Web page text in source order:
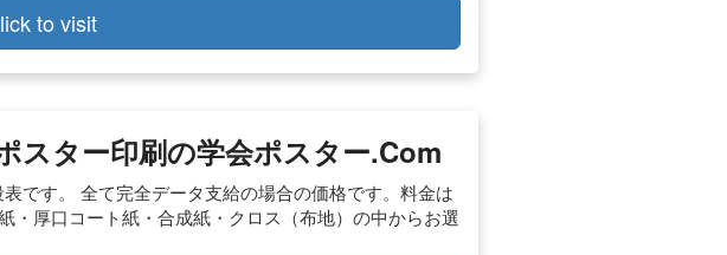
to visit
スター印刷の学会ポスター.com
です。 全て完全データ支給の場合の価格です。料金は
・厚口コート紙・合成紙・クロス（布地）の中からお選